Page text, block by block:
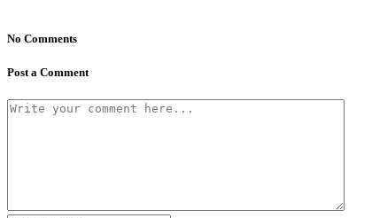
No Comments
Post a Comment